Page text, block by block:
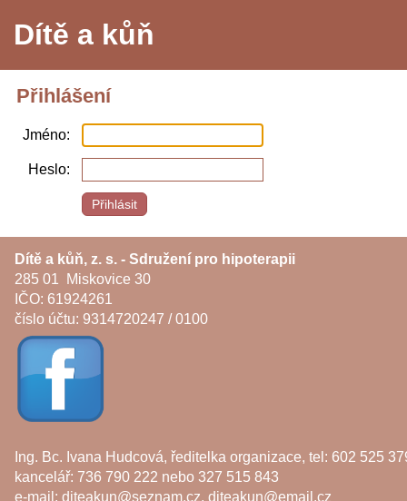
Dítě a kůň
Přihlášení
Jméno
Heslo
Dítě a kůň, z. s. - Sdružení pro hipoterapii
285 01 Miskovice 30
IČO: 61924261
číslo účtu: 9314720247 / 0100
Ing. Bc. Ivana Hudcová, ředitelka organizace, tel: 602 525
kancelář: 736 790 222 nebo 327 515 843
e-mail: diteakun@seznam.cz, diteakun@email.cz